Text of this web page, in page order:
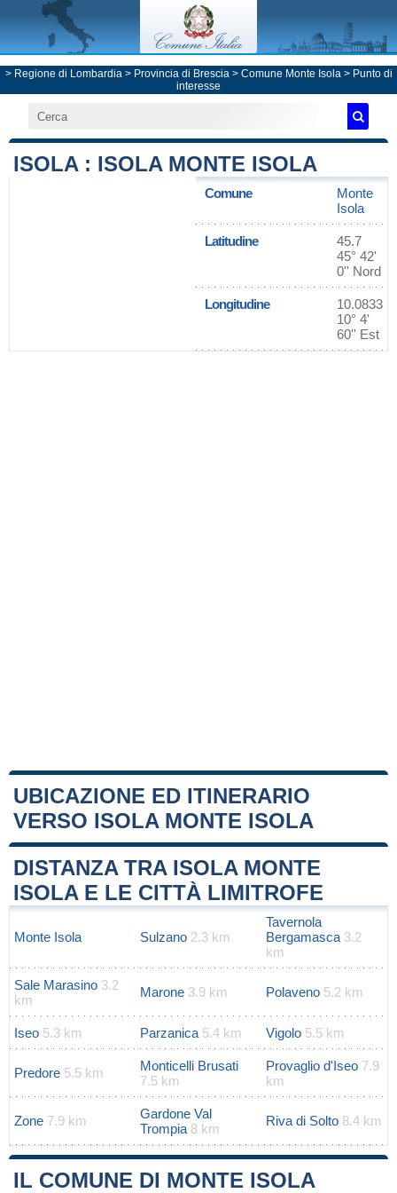
> Regione di Lombardia> Provincia di Brescia> Comune Monte Isola> Punto di
interesse
ISOLA : ISOLA MONTE ISOLA
Comune
Monte
Isola
Latitudine
45.7
45° 42'
0'' Nord
Longitudine
10.0833
10° 4'
60'' Est
UBICAZIONE ED ITINERARIO
VERSO ISOLA MONTE ISOLA
+
−
Leaflet|Map data © OpenStreetMap
DISTANZA TRA ISOLA MONTE
ISOLA E LE CITTÀ LIMITROFE
Monte Isola Sulzano 2.3 km
Tavernola
Bergamasca 3.2
km
Sale Marasino 3.2
km
Marone 3.9 km Polaveno 5.2 km
Iseo 5.3 km Parzanica 5.4 km Vigolo 5.5 km
Predore 5.5 km
Monticelli Brusati
7.5 km
Provaglio d'Iseo 7.9
km
Zone 7.9 km
Gardone Val
Trompia 8 km
Riva di Solto 8.4 km
IL COMUNE DI MONTE ISOLA